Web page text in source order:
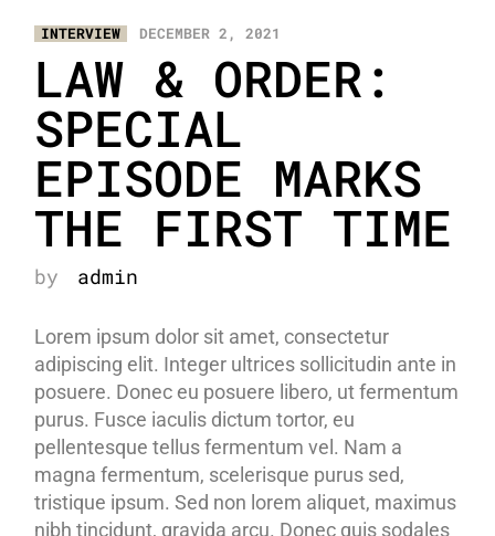
INTERVIEW DECEMBER 2, 2021
LAW & ORDER:
SPECIAL
EPISODE MARKS
THE FIRST TIME
by admin
Lorem ipsum dolor sit amet, consectetur
adipiscing elit. Integer ultrices sollicitudin ante in
posuere. Donec eu posuere libero, ut fermentum
purus. Fusce iaculis dictum tortor, eu
pellentesque tellus fermentum vel. Nam a
magna fermentum, scelerisque purus sed,
tristique ipsum. Sed non lorem aliquet, maximus
nibh tincidunt, gravida arcu. Donec quis sodales